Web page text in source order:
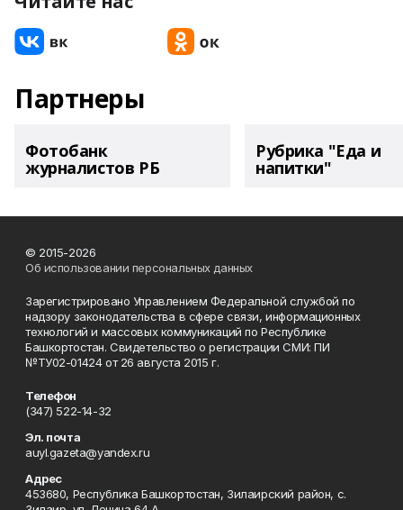
Партнеры
Фотобанк
журналистов РБ
Рубрика "Еда и
напитки"
© 2015-2026
Об использовании персональных данных
Зарегистрировано Управлением Федеральной службой по
надзору законодательства в сфере связи, информационных
технологий и массовых коммуникаций по Республике
Башкортостан. Свидетельство о регистрации СМИ: ПИ
№ТУ02-01424 от 26 августа 2015 г.
Телефон
(347) 522-14-32
Эл. почта
auyl.gazeta@yandex.ru
Адрес
453680, Республика Башкортостан, Зилаирский район, с.